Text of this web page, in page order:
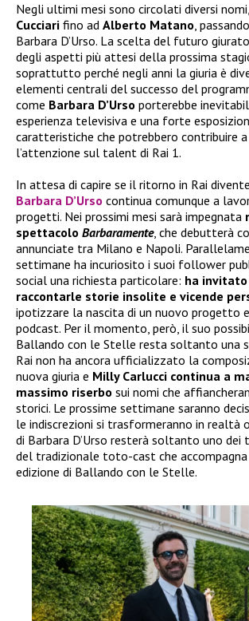
Negli ultimi mesi sono circolati diversi
Cucciari fino ad Alberto Matano,
Barbara D’Urso. La scelta del futuro
degli aspetti più attesi della prossima
soprattutto perché negli anni la giuria è
elementi centrali del successo del
come Barbara D’Urso porterebbe
esperienza televisiva e una forte
caratteristiche che potrebbero contribuire
l’attenzione sul talent di Rai 1.
In attesa di capire se il ritorno in Rai
Barbara D’Urso continua comunque a
progetti. Nei prossimi mesi sarà impegnata
spettacolo Barbaramente, che debutterà
annunciate tra Milano e Napoli.
settimane ha incuriosito i suoi follower
social una richiesta particolare: ha
raccontarle storie insolite e vicende
ipotizzare la nascita di un nuovo progetto
podcast. Per il momento, però, il suo
Ballando con le Stelle resta soltanto una
Rai non ha ancora ufficializzato la
nuova giuria e Milly Carlucci continua a
massimo riserbo sui nomi che
storici. Le prossime settimane saranno
le indiscrezioni si trasformeranno in realtà
di Barbara D’Urso resterà soltanto uno
del tradizionale toto-cast che
edizione di Ballando con le Stelle.